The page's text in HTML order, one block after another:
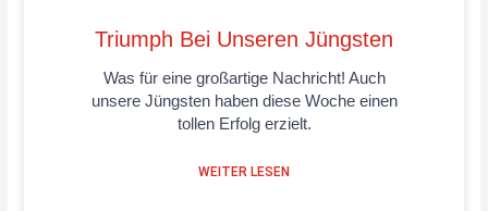
Triumph Bei Unseren Jüngsten
Was für eine großartige Nachricht! Auch
unsere Jüngsten haben diese Woche einen
tollen Erfolg erzielt.
WEITER LESEN